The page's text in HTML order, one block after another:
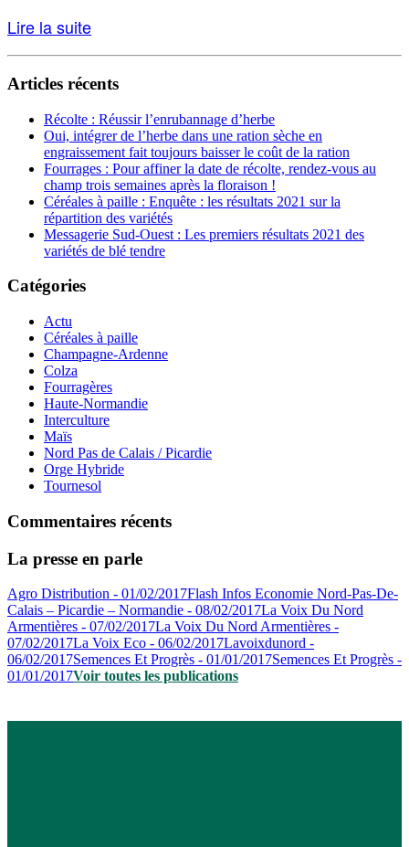
Lire la suite
Articles récents
Récolte : Réussir l’enrubannage d’herbe
Oui, intégrer de l’herbe dans une ration sèche en
engraissement fait toujours baisser le coût de la ration
Fourrages : Pour affiner la date de récolte, rendez-vous au
champ trois semaines après la floraison !
Céréales à paille : Enquête : les résultats 2021 sur la
répartition des variétés
Messagerie Sud-Ouest : Les premiers résultats 2021 des
variétés de blé tendre
Catégories
Actu
Céréales à paille
Champagne-Ardenne
Colza
Fourragères
Haute-Normandie
Interculture
Maïs
Nord Pas de Calais / Picardie
Orge Hybride
Tournesol
Commentaires récents
La presse en parle
Agro Distribution - 01/02/2017Flash Infos Economie Nord-Pas-De-
Calais – Picardie – Normandie - 08/02/2017La Voix Du Nord
Armentières - 07/02/2017La Voix Du Nord Armentières -
07/02/2017La Voix Eco - 06/02/2017Lavoixdunord -
06/02/2017Semences Et Progrès - 01/01/2017Semences Et Progrès -
01/01/2017Voir toutes les publications